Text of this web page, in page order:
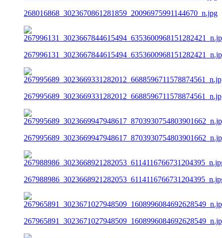
268016868_3023670861281859_20096975991144670_n.jpg